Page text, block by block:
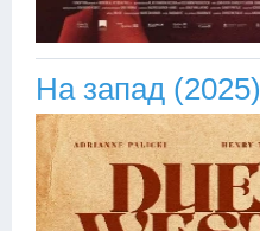
На запад (2025)